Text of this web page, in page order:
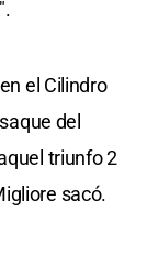
el Cilindro
del
triunfo 2
sacó.